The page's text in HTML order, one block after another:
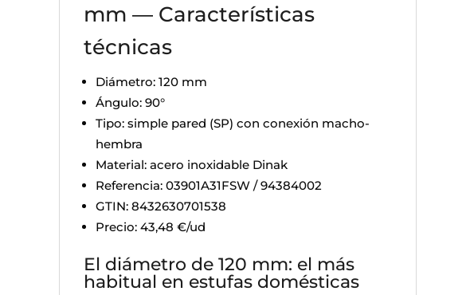
mm — Características
técnicas
Diámetro: 120 mm
Ángulo: 90°
Tipo: simple pared (SP) con conexión macho-
hembra
Material: acero inoxidable Dinak
Referencia: 03901A31FSW / 94384002
GTIN: 8432630701538
Precio: 43,48 €/ud
El diámetro de 120 mm: el más
habitual en estufas domésticas